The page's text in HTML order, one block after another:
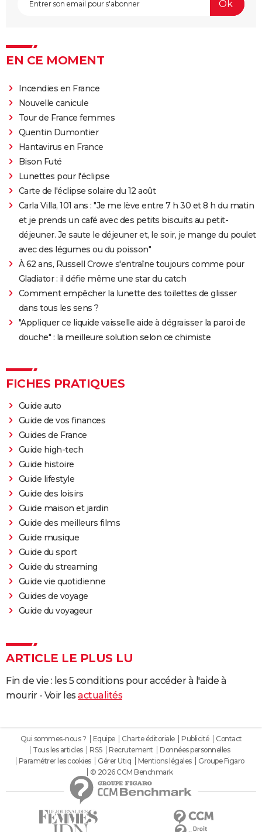
EN CE MOMENT
Incendies en France
Nouvelle canicule
Tour de France femmes
Quentin Dumontier
Hantavirus en France
Bison Futé
Lunettes pour l'éclipse
Carte de l'éclipse solaire du 12 août
Carla Villa, 101 ans : "Je me lève entre 7 h 30 et 8 h du matin
et je prends un café avec des petits biscuits au petit-
déjeuner. Je saute le déjeuner et, le soir, je mange du poulet
avec des légumes ou du poisson"
À 62 ans, Russell Crowe s'entraîne toujours comme pour
Gladiator : il défie même une star du catch
Comment empêcher la lunette des toilettes de glisser
dans tous les sens ?
"Appliquer ce liquide vaisselle aide à dégraisser la paroi de
douche" : la meilleure solution selon ce chimiste
FICHES PRATIQUES
Guide auto
Guide de vos finances
Guides de France
Guide high-tech
Guide histoire
Guide lifestyle
Guide des loisirs
Guide maison et jardin
Guide des meilleurs films
Guide musique
Guide du sport
Guide du streaming
Guide vie quotidienne
Guides de voyage
Guide du voyageur
ARTICLE LE PLUS LU
Fin de vie : les 5 conditions pour accéder à l'aide à
mourir - Voir les actualités
Qui sommes-nous ? Equipe Charte éditoriale Publicité
Contact
Tous les articles
RSS Recrutement
Données personnelles
Paramétrer les cookies
Gérer Utiq Mentions légales
Groupe Figaro
© 2026 CCM Benchmark